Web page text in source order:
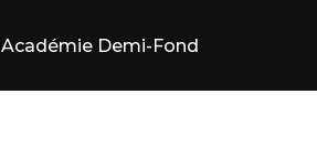
Académie Demi-Fond